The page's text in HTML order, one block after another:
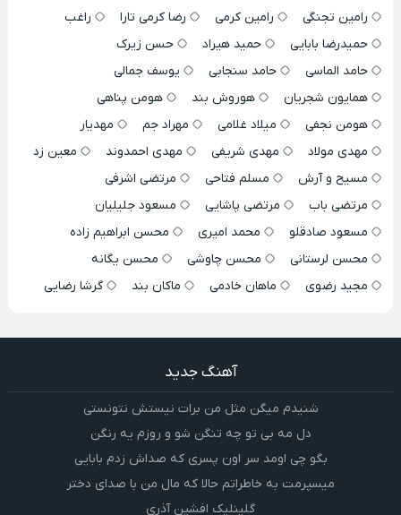
رامین تجنگی
رامین کرمی رضا کرمی تارا
راغب
حمیدرضا بابایی
حمید هیراد
حسن زیرک
حامد الماسی
حامد سنجابی
یوسف جمالی
همایون شجریان
هوروش بند
هومن پناهی
هومن نجفی
میلاد غلامی مهراد جم
مهدیار
مهدی مولاد
مهدی شریفی مهدی احمدوند
معین زد
مسیح و آرش
مسلم فتاحی
مرتضی اشرفی
مرتضی باب
مرتضی پاشایی
مسعود جلیلیان
مسعود صادقلو
محمد امیری
محسن ابراهیم زاده
محسن لرستانی
محسن چاوشی
محسن یگانه
مجید رضوی
ماهان خادمی ماکان بند گرشا رضایی
آهنگ جدید
شنیدم میگن مثل من برات نیستش نتونستی
دل مه بی تو چه تنگن شو و روزم یه رنگن
بگو چی اومد سر اون پسری که صداش زدم بابایی
میسپرمت به خاطراتم حالا که مال من با صدای دختر
گلینلیک افشین آذری